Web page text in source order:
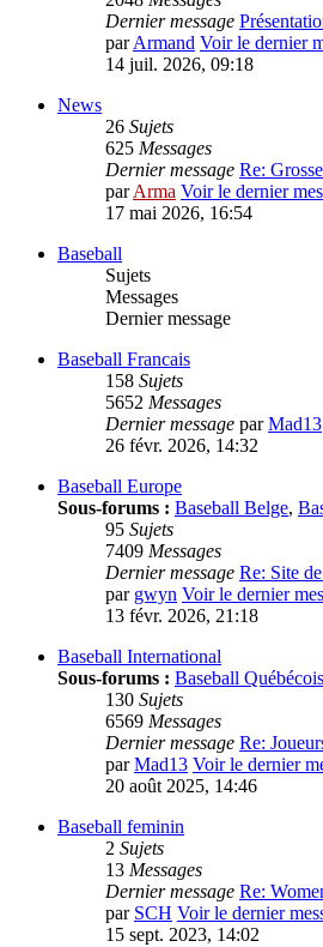
Dernier message
parArmand Voir le dernier
14 juil. 2026, 09:18
News
26 Sujets
625 Messages
Dernier message Re:
parArma Voir le dernier
17 mai 2026, 16:54
Baseball
Sujets
Messages
Dernier message
Baseball Francais
158 Sujets
5652 Messages
Dernier message parMad13
26 févr. 2026, 14:32
Baseball Europe
Sous-forums : Baseball Belge,
95 Sujets
7409 Messages
Dernier message Re: Site
par gwyn Voir le dernier
13 févr. 2026, 21:18
Baseball International
Sous-forums : Baseball Québécois
130 Sujets
6569 Messages
Dernier message Re:
parMad13 Voir le dernier
20 août 2025, 14:46
Baseball feminin
2 Sujets
13 Messages
Dernier message Re:
par SCH Voir le dernier
15 sept. 2023, 14:02